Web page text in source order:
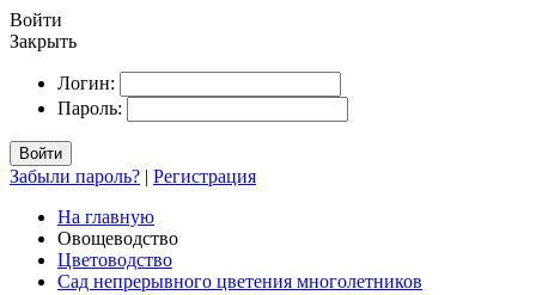
Войти
Закрыть
Логин:
Пароль:
Войти
Забыли пароль? | Регистрация
На главную
Овощеводство
Цветоводство
Сад непрерывного цветения многолетников